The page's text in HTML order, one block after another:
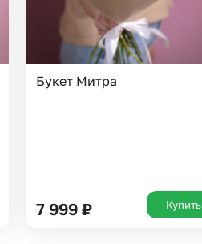
Букет Митра
7 999 ₽ Купить